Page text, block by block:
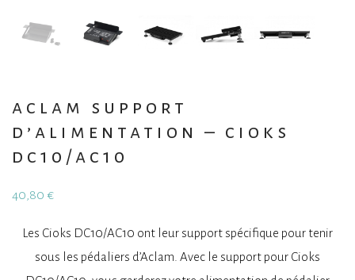
aclam support
d’alimentation – cioks
dc10/ac10
40,80 €
Les Cioks DC10/AC10 ont leur support spécifique pour tenir
sous les pédaliers d’Aclam. Avec le support pour Cioks